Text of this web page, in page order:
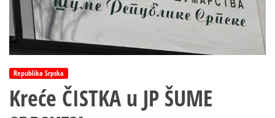
Republika Srpska
Kreće ČISTKA u JP ŠUME